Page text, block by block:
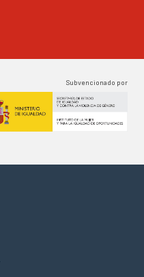
Subvencionado por